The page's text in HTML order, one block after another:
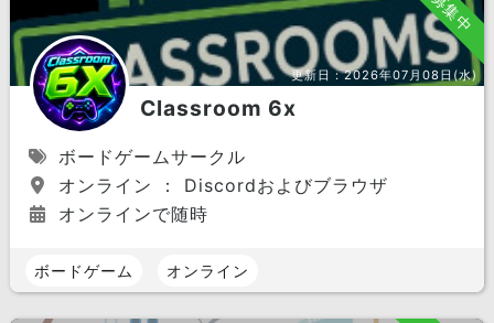
募集中
更新日：2026年07月08日(水)
Classroom 6x
ボードゲームサークル
オンライン ： Discordおよびブラウザ
オンラインで随時
ボードゲーム オンライン